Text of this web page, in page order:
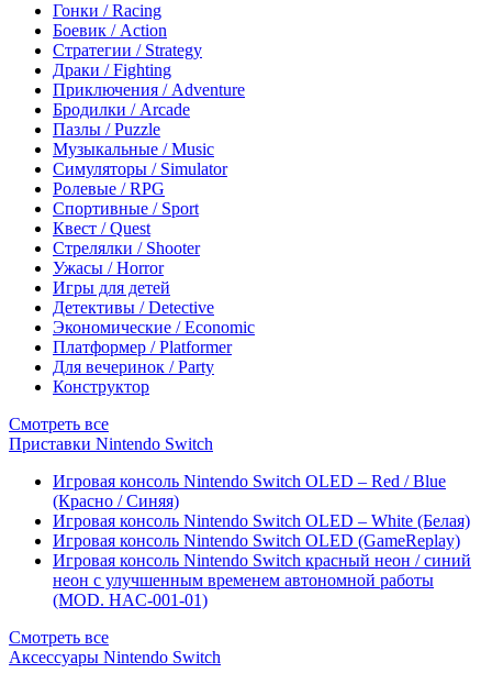
Гонки / Racing
Боевик / Action
Стратегии / Strategy
Драки / Fighting
Приключения / Adventure
Бродилки / Arcade
Пазлы / Puzzle
Музыкальные / Music
Симуляторы / Simulator
Ролевые / RPG
Спортивные / Sport
Квест / Quest
Стрелялки / Shooter
Ужасы / Horror
Игры для детей
Детективы / Detective
Экономические / Economic
Платформер / Platformer
Для вечеринок / Party
Конструктор
Смотреть все
Приставки Nintendo Switch
Игровая консоль Nintendo Switch OLED – Red / Blue
(Красно / Синяя)
Игровая консоль Nintendo Switch OLED – White (Белая)
Игровая консоль Nintendo Switch OLED (GameReplay)
Игровая консоль Nintendo Switch красный неон / синий
неон с улучшенным временем автономной работы
(MOD. HAC-001-01)
Смотреть все
Аксессуары Nintendo Switch